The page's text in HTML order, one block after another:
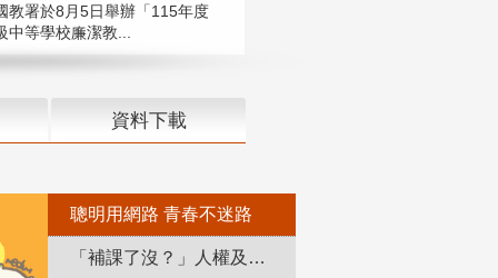
教署於8月5日舉辦「115年度
中等學校廉潔教...
資料下載
聰明用網路 青春不迷路
「補課了沒？」人權及轉型正義教育專區